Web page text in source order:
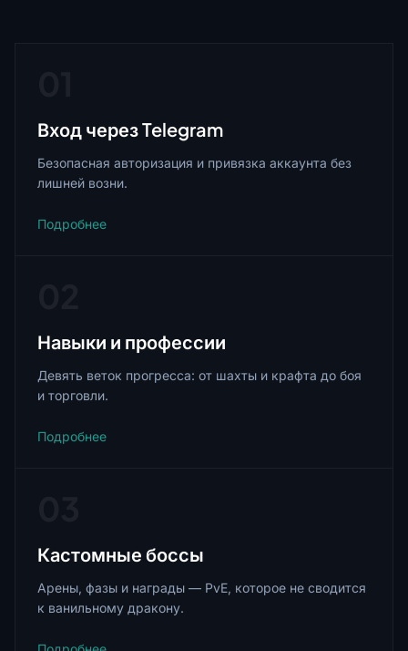
Вход через Telegram
Безопасная авторизация и привязка аккаунта без
лишней возни.
Подробнее
Навыки и профессии
Девять веток прогресса: от шахты и крафта до боя
и торговли.
Подробнее
Кастомные боссы
Арены, фазы и награды — PvE, которое не сводится
к ванильному дракону.